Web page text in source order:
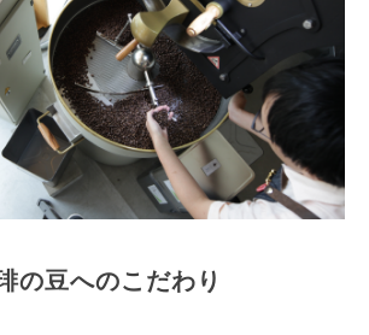
の豆へのこだわり